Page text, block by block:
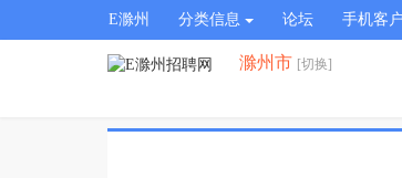
E滁州 分类信息 论坛 手机客
滁州市 [切换]